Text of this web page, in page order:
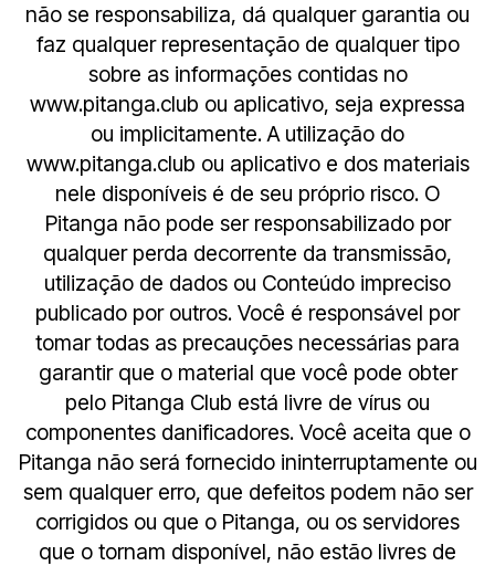
não se responsabiliza, dá qualquer garantia ou
faz qualquer representação de qualquer tipo
sobre as informações contidas no
www.pitanga.club ou aplicativo, seja expressa
ou implicitamente. A utilização do
www.pitanga.club ou aplicativo e dos materiais
nele disponíveis é de seu próprio risco. O
Pitanga não pode ser responsabilizado por
qualquer perda decorrente da transmissão,
utilização de dados ou Conteúdo impreciso
publicado por outros. Você é responsável por
tomar todas as precauções necessárias para
garantir que o material que você pode obter
pelo Pitanga Club está livre de vírus ou
componentes danificadores. Você aceita que o
Pitanga não será fornecido ininterruptamente ou
sem qualquer erro, que defeitos podem não ser
corrigidos ou que o Pitanga, ou os servidores
que o tornam disponível, não estão livres de